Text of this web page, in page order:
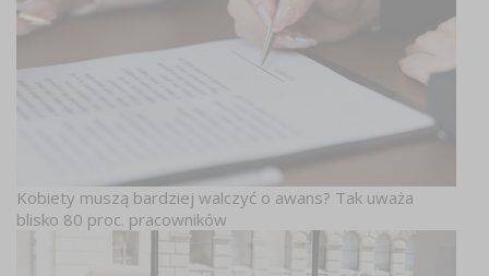
Kobiety muszą bardziej walczyć o awans? Tak uważa
blisko 80 proc. pracowników